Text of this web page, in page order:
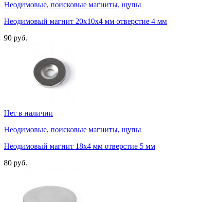
Неодимовые, поисковые магниты, щупы
Неодимовый магнит 20х10х4 мм отверстие 4 мм
90 руб.
Нет в наличии
Неодимовые, поисковые магниты, щупы
Неодимовый магнит 18х4 мм отверстие 5 мм
80 руб.